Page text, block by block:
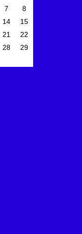
7
8
14
15
21
22
28
29